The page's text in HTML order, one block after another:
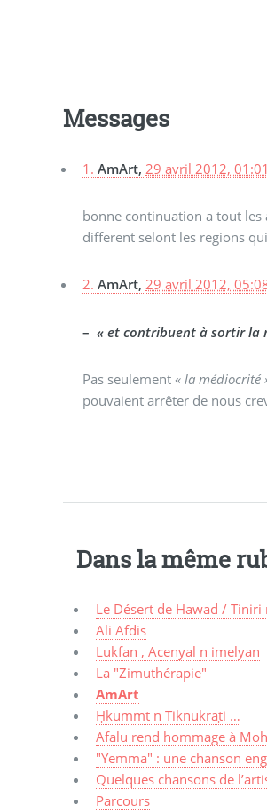
Messages
1. AmArt, 29 avril 2012, 01:01
bonne continuation a tout
different selont les regions
2. AmArt,29 avril 2012,
– « et contribuent à sortir la
Pas seulement « la médiocrité
pouvaient arrêter de nous
Dans la même
Le Désert de Hawad / Tiniri
Ali Afdis
Lukfan , Acenyal n imelyan
La "Zimuthérapie"
AmArt
Ḥkummt n Tiknukraṭi …
Afalu rend hommage à
"Yemma" : une chanson
Quelques chansons de
Parcours